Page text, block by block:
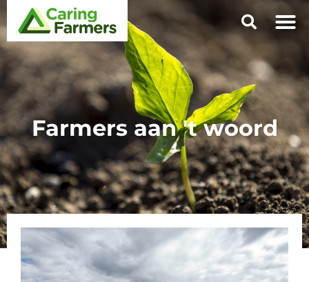
Farmers aan 't woord